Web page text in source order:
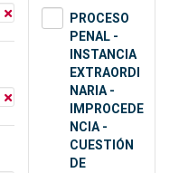
PROCESO
PENAL -
INSTANCIA
EXTRAORDI
NARIA -
IMPROCEDE
NCIA -
CUESTIÓN
DE